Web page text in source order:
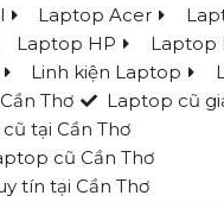
Laptop Acer
Laptop HP
Laptop
Linh kiện Laptop
Thơ
Laptop cũ
tại Cần Thơ
cũ Cần Thơ
tín tại Cần Thơ